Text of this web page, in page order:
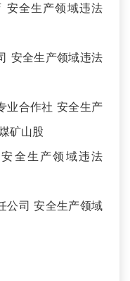
安全生产领域违法
安全生产领域违法
业合作社 安全生产
矿山股
全生产领域违法
公司 安全生产领域